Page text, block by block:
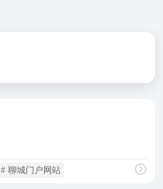
# 聊城门户网站